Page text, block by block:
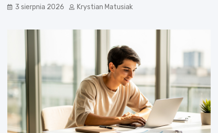
3 sierpnia 2026 Krystian Matusiak